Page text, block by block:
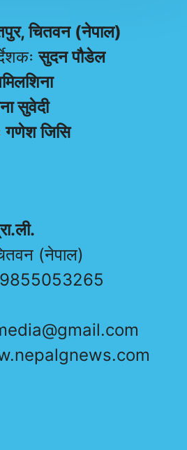
चितवन (नेपाल)
सुदन पौडेल
सुवेदी
गणेश जिसि
(नेपाल)